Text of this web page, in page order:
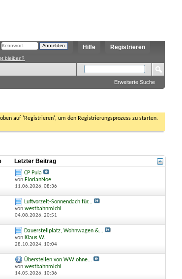
Registrieren
Hilfe
bleiben?
Erweiterte Suche
auf 'Registrieren', um den Registrierungsprozess zu starten.
Letzter Beitrag
CP Pula
von FlorianNoe
11.06.2026,08:36
Luftvorzelt-Sonnendach für...
vonwestbahnmichi
04.08.2026,20:51
Dauerstellplatz, Wohnwagen &...
von Klaus W.
28.10.2024, 10:04
Überstellen von WW ohne...
vonwestbahnmichi
14.05.2026, 10:36